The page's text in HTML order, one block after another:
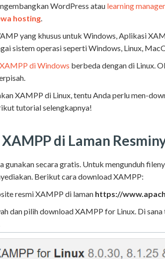
WordPress atau learning
hosting
yang khusus untuk Windows, Aplikasi
sistem operasi seperti Windows, Linux,
di Windows berbeda dengan di Linux.
XAMPP di Linux, tentu Anda perlu men-
tutorial selengkapnya!
di Laman
gunakan secara gratis. Untuk mengunduh
Berikut cara download XAMPP:
resmi XAMPP di laman https://
dan pilih download XAMPP for Linux. Di